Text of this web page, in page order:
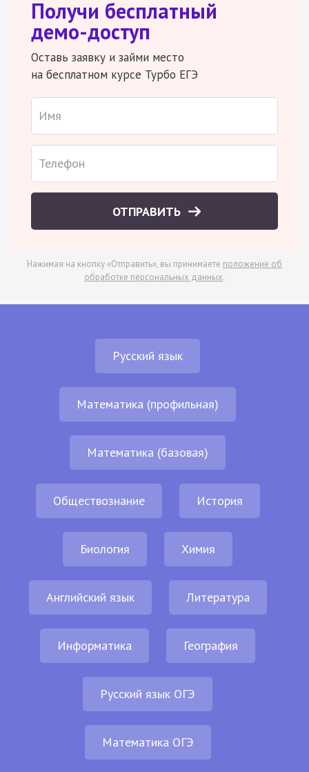
Получи бесплатный
демо-доступ
Оставь заявку и займи место
на бесплатном курсе Турбо ЕГЭ
ОТПРАВИТЬ
Нажимая на кнопку «Отправить», вы принимаете положение об
обработке персональных данных.
Русский язык
Математика (профильная)
Математика (базовая)
Обществознание История
Биология Химия
Английский язык Литература
Информатика География
Русский язык ОГЭ
Математика ОГЭ